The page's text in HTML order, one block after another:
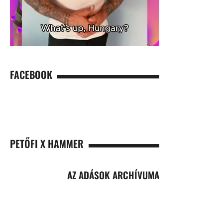
FACEBOOK
PETŐFI X HAMMER
AZ ADÁSOK ARCHÍVUMA